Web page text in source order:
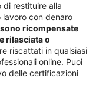
di restituire alla
lavoro con denaro
ricompensate
rilasciata o
riscattati in qualsiasi
online. Puoi
delle certificazioni